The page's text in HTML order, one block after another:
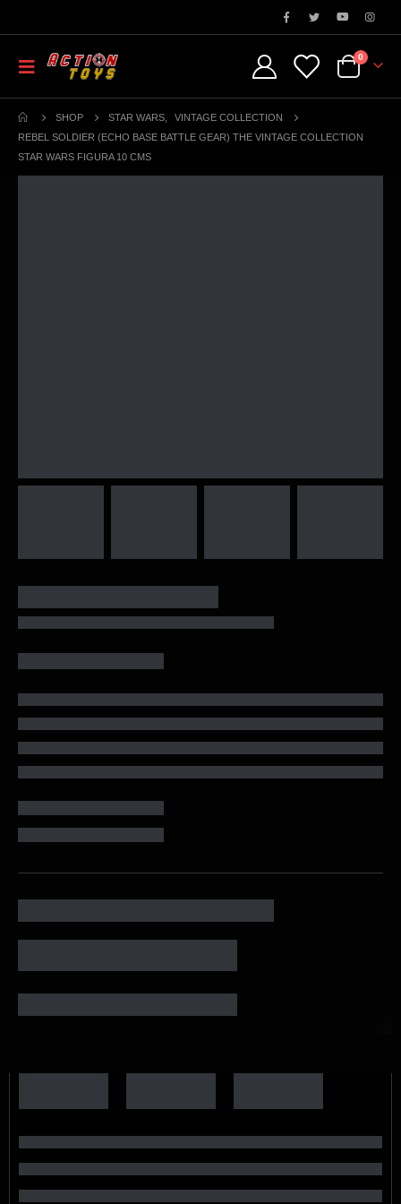
0
SHOP STAR WARS
VINTAGE COLLECTION
REBEL SOLDIER (ECHO BASE BATTLE GEAR) THE VINTAGE COLLECTION
STAR WARS FIGURA 10 CMS